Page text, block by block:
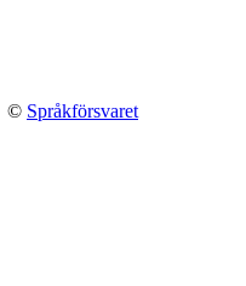
© Språkförsvaret